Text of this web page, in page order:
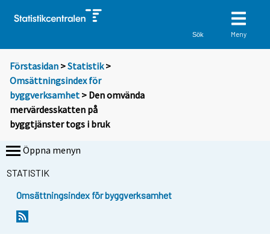
Sök Meny
Förstasidan >Statistik >
Omsättningsindex för
byggverksamhet > Den omvända
mervärdesskatten på
byggtjänster togs i bruk
Öppna menyn
STATISTIK
Omsättningsindex för byggverksamhet